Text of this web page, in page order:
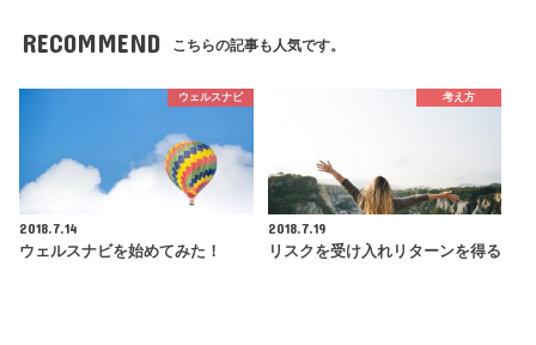
RECOMMEND こちらの記事も人気です。
ウェルスナビ
2018.7.14
ウェルスナビを始めてみた！
考え方
2018.7.19
リスクを受け入れリターンを得る